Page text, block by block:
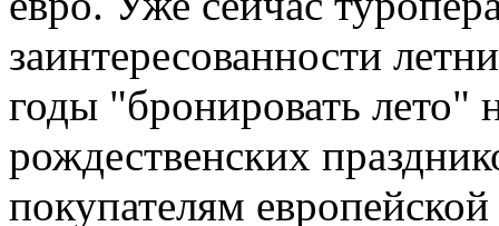
заинтересованности
годы "бронировать лето"
рождественских
покупателям